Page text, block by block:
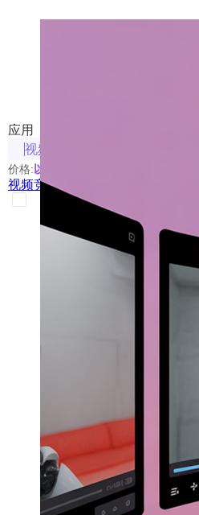
应用
视频相关
价格:以具体使用的模型为准
视频竞技场